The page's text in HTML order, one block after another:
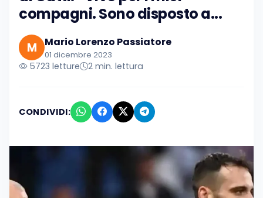
compagni. Sono disposto a...
M Mario Lorenzo Passiatore
01 dicembre 2023
5723 letture 2 min. lettura
CONDIVIDI: